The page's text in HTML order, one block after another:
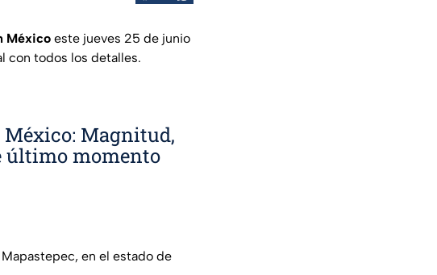
México este jueves 25 de junio
con todos los detalles.
México: Magnitud,
último momento
en el estado de